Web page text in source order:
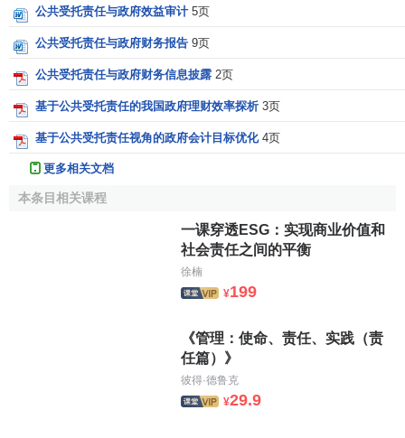
（economy）、效率性（efficiency）、效果性
（environmentalism）来使用和管理受托财产。
责任和公共部门的受托管理责任。公共部门的受托财务责任
是指公共部门的财政收支要合法，公共部门要按照公认政府
会计准则 编制财务报表并公布。公共部门的受托管理责任是
用、保护环境、促进
公共受托责任的特点
从其特点来看，公共受托责任产生于民主政治中的
是：公务员对行政长官的受托责任、行政部门对立法部门的
受托责任和政府对民众的受托责任。政府的特征是没有明确
的所有者，其权益属于人民。在政治舞台上，人民高度分
散。由于表达个人意志(如参加投票或监督政府的活动等)需要
公共受托责任与政府效益审计 5页
公共受托责任与政府财务报告 9页
公共受托责任与政府财务信息披露 2页
基于公共受托责任的我国政府理财效率探析 3页
基于公共受托责任视角的政府会计目标优化 4页
更多相关文档
本条目相关课程
一课穿透ESG：实现商业价值和
社会责任之间的平衡
徐楠
¥199
《管理：使命、责任、实践（责
任篇）》
彼得·德鲁克
¥29.9